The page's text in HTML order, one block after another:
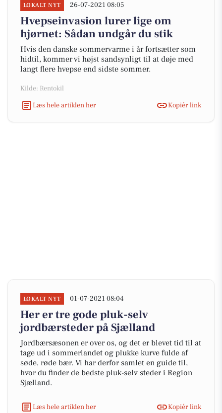
LOKALT NYT 26-07-2021 08:05
Hvepseinvasion lurer lige om
hjørnet: Sådan undgår du stik
Hvis den danske sommervarme i år fortsætter som
hidtil, kommer vi højst sandsynligt til at døje med
langt flere hvepse end sidste sommer.
Kilde: Rentokil
Læs hele artiklen her
Kopiér link
LOKALT NYT 01-07-2021 08:04
Her er tre gode pluk-selv
jordbærsteder på Sjælland
Jordbærsæsonen er over os, og det er blevet tid til at
tage ud i sommerlandet og plukke kurve fulde af
søde, røde bær. Vi har derfor samlet en guide til,
hvor du finder de bedste pluk-selv steder i Region
Sjælland.
Læs hele artiklen her Kopiér link